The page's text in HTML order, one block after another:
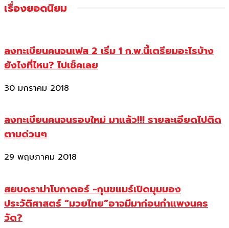
เรื่องยอดนิยม
ลงทะเบียนคนจนเฟส 2 เริ่ม 1 ก.พ.นี้เตรียมอะไรบ้าง
ยังไงที่ไหน? ไปเช็คเลย
30 มกราคม 2018
ลงทะเบียนคนจนรอบใหม่ มาแล้ว!!! รายละเอียดไปติด
ตามด่วนๆ
29 พฤษภาคม 2018
สยบดราม่าโบกาตอร์ -กุนขแมร์เปิดมุมมอง
ประวัติศาสตร์ “มวยไทย”อาจมีมาก่อนกำแพงนคร
วัด?